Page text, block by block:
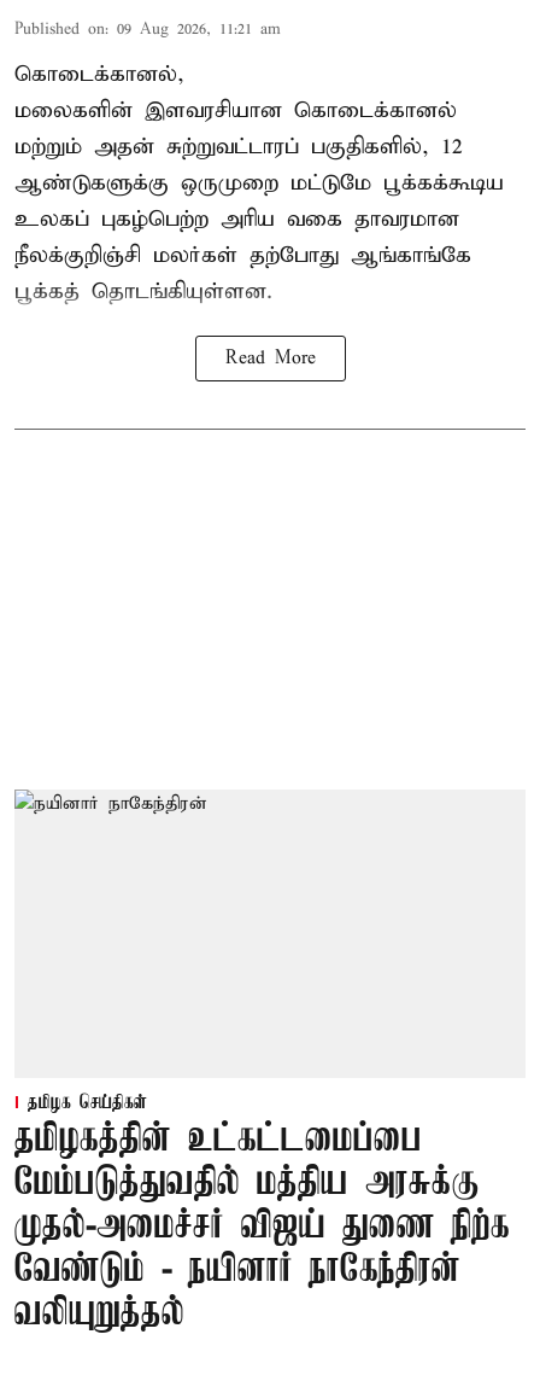
Published on: 09 Aug 2026, 11:21 am
கொடைக்கானல்,
மலைகளின் இளவரசியான கொடைக்கானல்
மற்றும் அதன் சுற்றுவட்டாரப் பகுதிகளில், 12
ஆண்டுகளுக்கு ஒருமுறை மட்டுமே பூக்கக்கூடிய
உலகப் புகழ்பெற்ற அரிய வகை தாவரமான
நீலக்குறிஞ்சி மலர்கள் தற்போது ஆங்காங்கே
பூக்கத் தொடங்கியுள்ளன.
Read More
தமிழக செய்திகள்
தமிழகத்தின் உட்கட்டமைப்பை
மேம்படுத்துவதில் மத்திய அரசுக்கு
முதல்-அமைச்சர் விஜய் துணை நிற்க
வேண்டும் - நயினார் நாகேந்திரன்
வலியுறுத்தல்